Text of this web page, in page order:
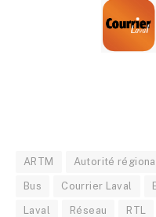
ARTM Autorité
Bus Courrier Laval
Laval Réseau RTL